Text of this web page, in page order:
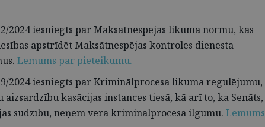
2024 iesniegts par Maksātnespējas likuma normu, kas
apstrīdēt Maksātnespējas kontroles dienesta
Lēmums par pieteikumu.
2024 iesniegts par Kriminālprocesa likuma regulējumu,
aizsardzību kasācijas instances tiesā, kā arī to, ka Senāts,
sūdzību, neņem vērā kriminālprocesa ilgumu. Lēmums